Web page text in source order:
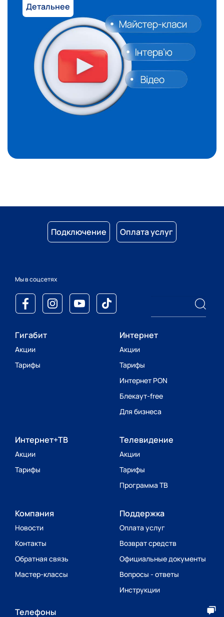
Детальнее
Подключение Оплата услуг
Мы в соцсетях
Гигабит
Акции
Тарифы
Интернет
Акции
Тарифы
Интернет PON
Блекаут-free
Для бизнеса
Интернет+ТВ
Акции
Тарифы
Телевидение
Акции
Тарифы
Программа ТВ
Поддержка
Оплата услуг
Возврат средств
Официальные документы
Вопросы - ответы
Инструкции
Компания
Новости
Контакты
Обратная связь
Мастер-классы
Телефоны